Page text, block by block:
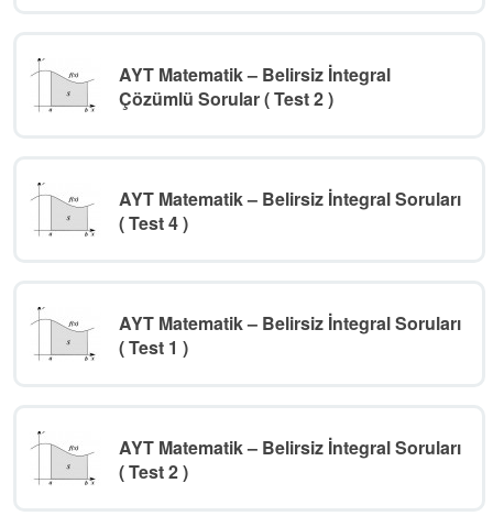
AYT Matematik – Belirsiz İntegral
Çözümlü Sorular ( Test 2 )
AYT Matematik – Belirsiz İntegral Soruları
( Test 4 )
AYT Matematik – Belirsiz İntegral Soruları
( Test 1 )
AYT Matematik – Belirsiz İntegral Soruları
( Test 2 )